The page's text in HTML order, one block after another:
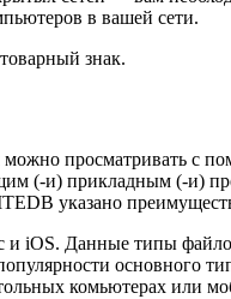
в вашей сети.
знак.
просматривать с
(-и) прикладным (-и)
указано
iOS. Данные типы
основного
комьютерах или